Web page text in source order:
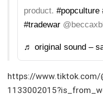
product. #popculture
#tradewar
♬ original sound –
https://www.tiktok.com/